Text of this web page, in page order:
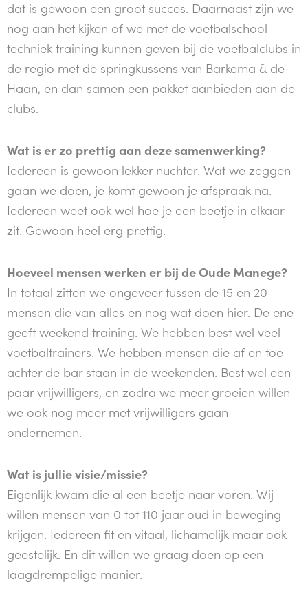
dat is gewoon een groot succes. Daarnaast zijn we
nog aan het kijken of we met de voetbalschool
techniek training kunnen geven bij de voetbalclubs in
de regio met de springkussens van Barkema & de
Haan, en dan samen een pakket aanbieden aan de
clubs.
Wat is er zo prettig aan deze samenwerking?
Iedereen is gewoon lekker nuchter. Wat we zeggen
gaan we doen, je komt gewoon je afspraak na.
Iedereen weet ook wel hoe je een beetje in elkaar
zit. Gewoon heel erg prettig.
Hoeveel mensen werken er bij de Oude Manege?
In totaal zitten we ongeveer tussen de 15 en 20
mensen die van alles en nog wat doen hier. De ene
geeft weekend training. We hebben best wel veel
voetbaltrainers. We hebben mensen die af en toe
achter de bar staan in de weekenden. Best wel een
paar vrijwilligers, en zodra we meer groeien willen
we ook nog meer met vrijwilligers gaan
ondernemen.
Wat is jullie visie/missie?
Eigenlijk kwam die al een beetje naar voren. Wij
willen mensen van 0 tot 110 jaar oud in beweging
krijgen. Iedereen fit en vitaal, lichamelijk maar ook
geestelijk. En dit willen we graag doen op een
laagdrempelige manier.